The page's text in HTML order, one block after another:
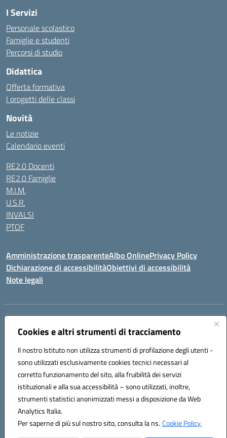
Cookies e altri strumenti di tracciamento
Il nostro Istituto non utilizza strumenti di profilazione degli utenti -
sono utilizzati esclusivamente cookies tecnici necessari al
corretto funzionamento del sito, alla fruibilità dei servizi
istituzionali e alla sua accessibilità – sono utilizzati, inoltre,
strumenti statistici anonimizzati messi a disposizione da Web
Analytics Italia.
Per saperne di più sul nostro sito, consulta la ns.Cookie Policy.
I Servizi
Personale scolastico
Famiglie e studenti
Percorsi di studio
Didattica
Offerta formativa
I progetti delle classi
Novità
Le notizie
Calendario eventi
RE2.0 Docenti
RE2.0 Famiglie
M.I.M.
U.S.R.
INVALSI
PTOF
Amministrazione trasparenteAlbo OnlinePrivacy Policy
Dichiarazione di accessibilitàObiettivi di accessibilità
Note legali
Indirizzo:
Centralino:09231872080 Email:tpic80900q@istruzione.it
Codice fiscale: 80006340816
Codice meccanografico:
TPIC80900Q
Codice unico di fatturazione (CUF): UF4ZXT
Hosting & Powered by 3D Solution S.r.l.
Concept & Design by Designers Italia